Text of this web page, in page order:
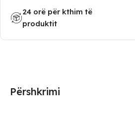
24 orë për kthim të
produktit
Përshkrimi